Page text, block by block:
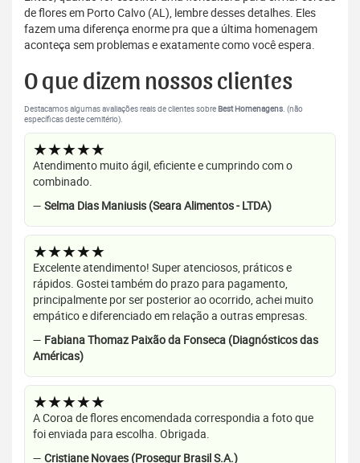
de flores em Porto Calvo (AL), lembre desses detalhes. Eles
fazem uma diferença enorme pra que a última homenagem
aconteça sem problemas e exatamente como você espera.
O que dizem nossos clientes
Destacamos algumas avaliações reais de clientes sobre Best Homenagens. (não
específicas deste cemitério).
★★★★★
Atendimento muito ágil, eficiente e cumprindo com o
combinado.
— Selma Dias Maniusis (Seara Alimentos - LTDA)
★★★★★
Excelente atendimento! Super atenciosos, práticos e
rápidos. Gostei também do prazo para pagamento,
principalmente por ser posterior ao ocorrido, achei muito
empático e diferenciado em relação a outras empresas.
— Fabiana Thomaz Paixão da Fonseca (Diagnósticos das
Américas)
★★★★★
A Coroa de flores encomendada correspondia a foto que
foi enviada para escolha. Obrigada.
— Cristiane Novaes (Prosegur Brasil S.A.)